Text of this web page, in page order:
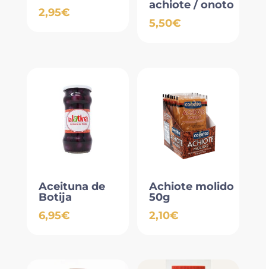
2,95€
achiote / onoto
5,50€
Aceituna de
Botija
6,95€
Achiote molido
50g
2,10€